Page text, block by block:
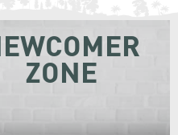
ZONE